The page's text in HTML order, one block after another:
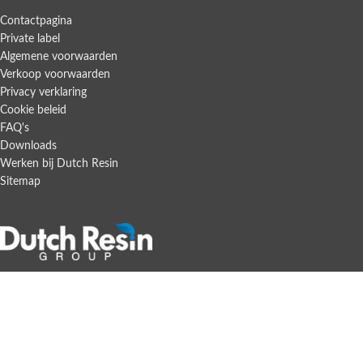
Contactpagina
Private label
Algemene voorwaarden
Verkoop voorwaarden
Privacy verklaring
Cookie beleid
FAQ's
Downloads
Werken bij Dutch Resin
Sitemap